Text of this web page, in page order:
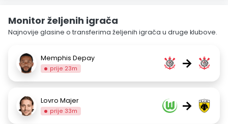
Monitor željenih igrača
Najnovije glasine o transferima željenih igrača u druge klubove.
Memphis Depay
prije 23m →
Lovro Majer
prije 33m →